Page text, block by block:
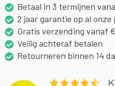
Betaal in 3 termijnen
2 jaar garantie op al
Gratis verzending vanaf
Veilig achteraf betalen
Retourneren binnen 14